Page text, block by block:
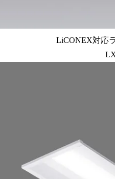
LiCONEX対応